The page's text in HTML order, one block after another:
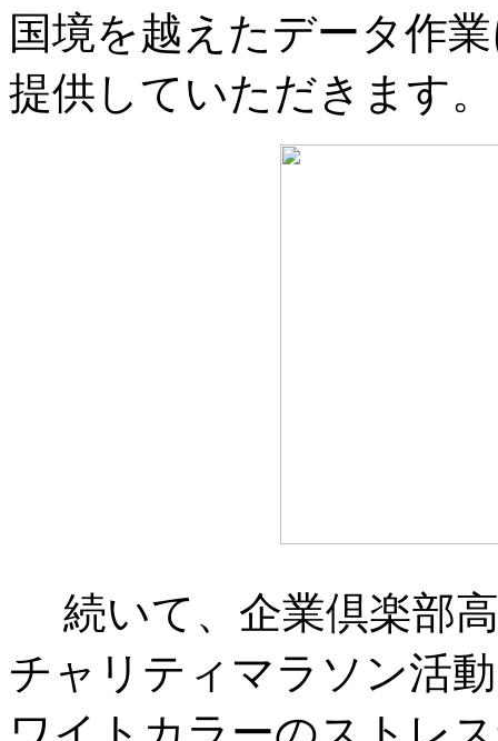
国境を越えたデータ作
提供していただきます。
続いて、企業倶楽部
チャリティマラソン活